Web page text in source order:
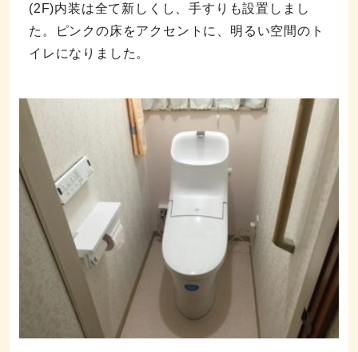
(2F)内装は全て新しくし、手すりも設置しまし
た。ピンクの床をアクセントに、明るい空間のト
イレになりました。